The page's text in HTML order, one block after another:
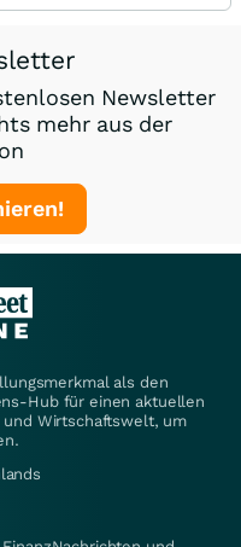
Newsletter
mehr aus der
als den
Hub für einen aktuellen
Wirtschaftswelt, um